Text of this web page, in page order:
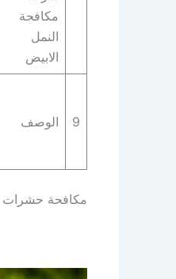
مكافحة
النمل
الابيض
9 الوصف
مكافحة حشرات